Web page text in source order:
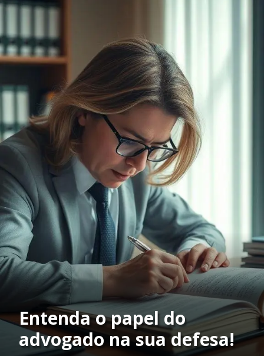
Entenda o papel do
advogado na sua defesa!